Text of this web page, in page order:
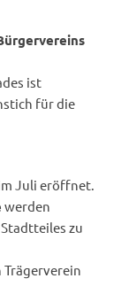
ist
für die
Juli eröffnet.
werden
zu